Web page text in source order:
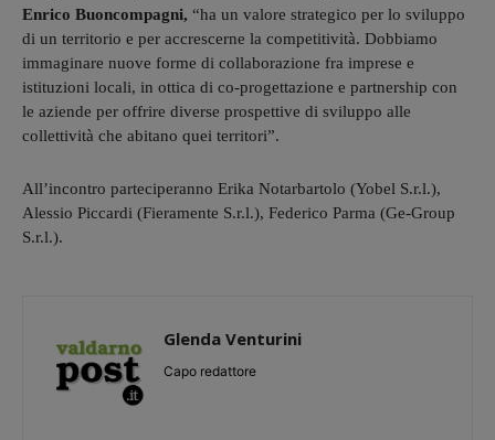
Enrico Buoncompagni, “ha un valore strategico per lo sviluppo
di un territorio e per accrescerne la competitività. Dobbiamo
immaginare nuove forme di collaborazione fra imprese e
istituzioni locali, in ottica di co-progettazione e partnership con
le aziende per offrire diverse prospettive di sviluppo alle
collettività che abitano quei territori”.
All’incontro parteciperanno Erika Notarbartolo (Yobel S.r.l.),
Alessio Piccardi (Fieramente S.r.l.), Federico Parma (Ge-Group
S.r.l.).
Glenda Venturini
Capo redattore